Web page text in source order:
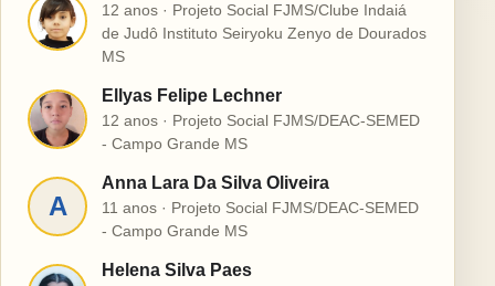
J
12 anos · Projeto Social FJMS/Clube Indaiá
de Judô Instituto Seiryoku Zenyo de Dourados
MS
E
Ellyas Felipe Lechner
12 anos · Projeto Social FJMS/DEAC-SEMED
- Campo Grande MS
A
Anna Lara Da Silva Oliveira
11 anos · Projeto Social FJMS/DEAC-SEMED
- Campo Grande MS
Helena Silva Paes